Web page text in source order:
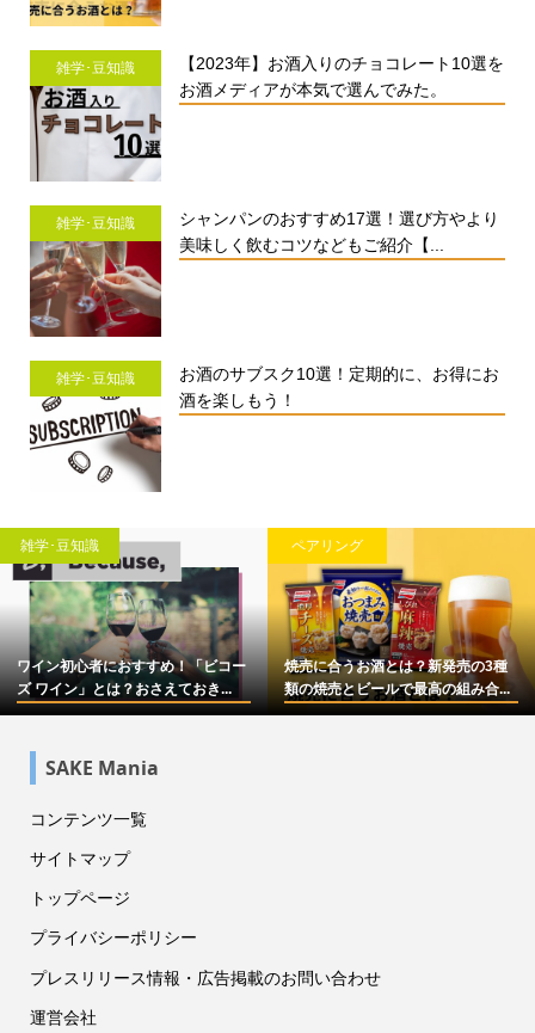
雑学･豆知識
【2023年】お酒入りのチョコレート10選を
お酒メディアが本気で選んでみた。
雑学･豆知識
シャンパンのおすすめ17選！選び方やより
美味しく飲むコツなどもご紹介【...
雑学･豆知識
お酒のサブスク10選！定期的に、お得にお
酒を楽しもう！
雑学･豆知識
ワイン初心者におすすめ！「ビコー
ズ ワイン」とは？おさえておき...
ペアリング
焼売に合うお酒とは？新発売の3種
類の焼売とビールで最高の組み合...
SAKE Mania
コンテンツ一覧
サイトマップ
トップページ
プライバシーポリシー
プレスリリース情報・広告掲載のお問い合わせ
運営会社